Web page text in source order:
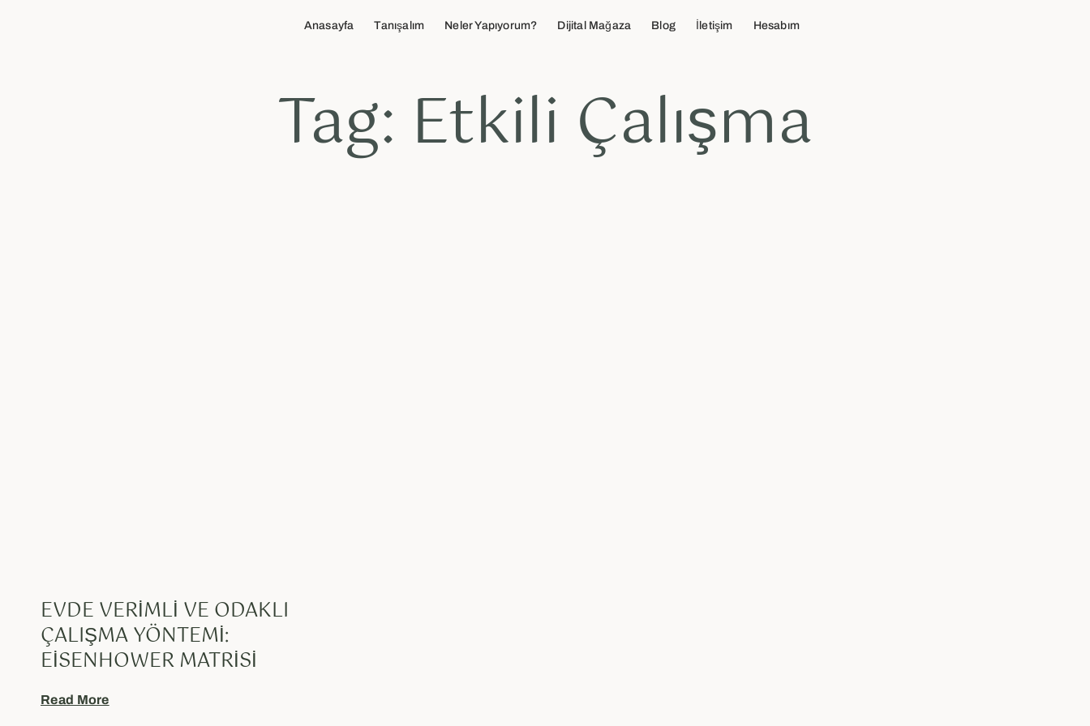
Anasayfa Tanışalım Neler Yapıyorum? Dijital Mağaza Blog İletişim Hesabım
Tag: Etkili Çalışma
EVDE VERIMLI VE ODAKLI
ÇALIŞMA YÖNTEMI:
EISENHOWER MATRISI
Read More